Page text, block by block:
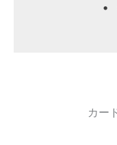
カー